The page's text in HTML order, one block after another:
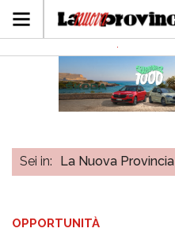
Sei in: La Nuova Provincia
OPPORTUNITÀ